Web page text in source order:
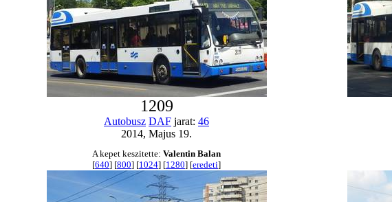
1209
Autobusz DAF jarat: 46
2014, Majus 19.
A kepet keszitette: Valentin Balan
[640] [800] [1024] [1280] [eredeti]